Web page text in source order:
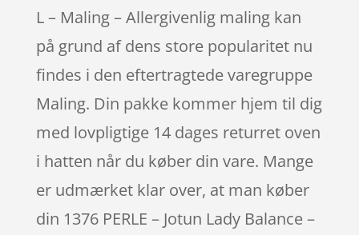
L – Maling – Allergivenlig maling kan
på grund af dens store popularitet nu
findes i den eftertragtede varegruppe
Maling. Din pakke kommer hjem til dig
med lovpligtige 14 dages returret oven
i hatten når du køber din vare. Mange
er udmærket klar over, at man køber
din 1376 PERLE – Jotun Lady Balance –